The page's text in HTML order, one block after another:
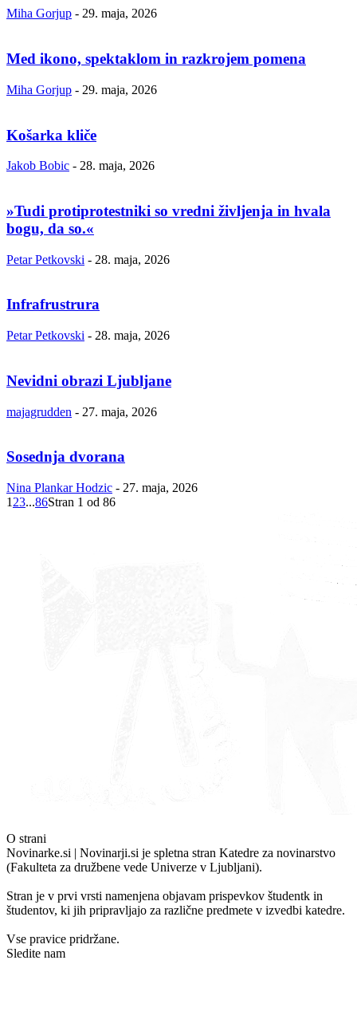
Miha Gorjup - 29. maja, 2026
Med ikono, spektaklom in razkrojem pomena
Miha Gorjup - 29. maja, 2026
Košarka kliče
Jakob Bobic - 28. maja, 2026
»Tudi protiprotestniki so vredni življenja in hvala
bogu, da so.«
Petar Petkovski - 28. maja, 2026
Infrafrustrura
Petar Petkovski - 28. maja, 2026
Nevidni obrazi Ljubljane
majagrudden - 27. maja, 2026
Sosednja dvorana
Nina Plankar Hodzic - 27. maja, 2026
1 23...86Stran 1 od 86
O strani
Novinarke.si | Novinarji.si je spletna stran Katedre za novinarstvo
(Fakulteta za družbene vede Univerze v Ljubljani).
Stran je v prvi vrsti namenjena objavam prispevkov študentk in
študentov, ki jih pripravljajo za različne predmete v izvedbi katedre.
Vse pravice pridržane.
Sledite nam